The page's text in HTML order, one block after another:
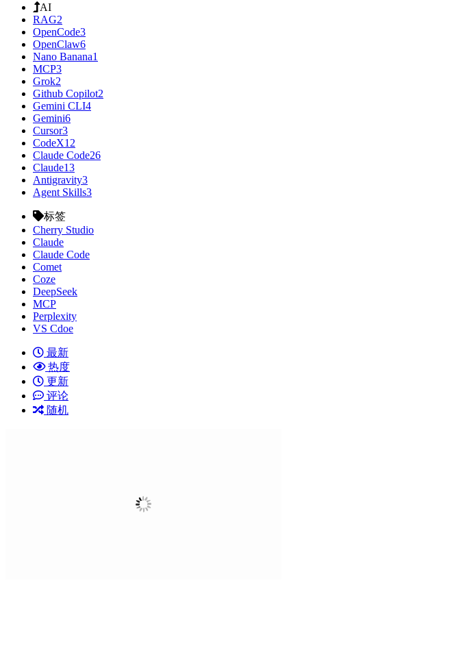
AI
RAG2
OpenCode3
OpenClaw6
Nano Banana1
MCP3
Grok2
Github Copilot2
Gemini CLI4
Gemini6
Cursor3
CodeX12
Claude Code26
Claude13
Antigravity3
Agent Skills3
标签
Cherry Studio
Claude
Claude Code
Comet
Coze
DeepSeek
MCP
Perplexity
VS Cdoe
最新
热度
更新
评论
随机